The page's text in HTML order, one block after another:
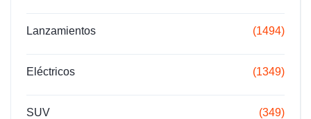
Lanzamientos (1494)
Eléctricos (1349)
SUV (349)